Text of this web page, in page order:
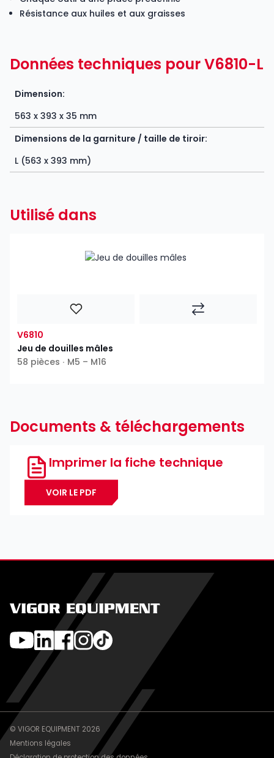
Résistance aux huiles et aux graisses
Données techniques pour V6810-L
Dimension:
563 x 393 x 35 mm
Dimensions de la garniture / taille de tiroir:
L (563 x 393 mm)
Utilisé dans
V6810
Jeu de douilles mâles
58 pièces ∙ M5 – M16
Documents & téléchargements
Imprimer la fiche technique
VOIR LE PDF
VIGOR EQUIPMENT
© VIGOR EQUIPMENT 2026
Mentions légales